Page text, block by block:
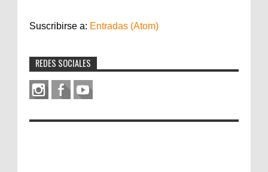
Suscribirse a: Entradas (Atom)
REDES SOCIALES